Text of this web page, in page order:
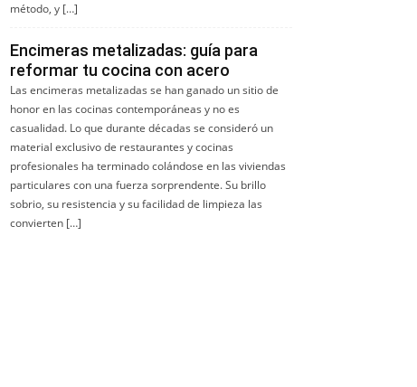
método, y […]
Encimeras metalizadas: guía para
reformar tu cocina con acero
Las encimeras metalizadas se han ganado un sitio de
honor en las cocinas contemporáneas y no es
casualidad. Lo que durante décadas se consideró un
material exclusivo de restaurantes y cocinas
profesionales ha terminado colándose en las viviendas
particulares con una fuerza sorprendente. Su brillo
sobrio, su resistencia y su facilidad de limpieza las
convierten […]